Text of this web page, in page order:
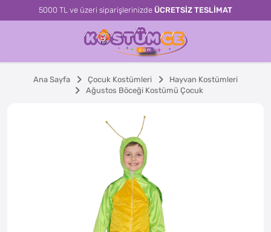
5000 TL ve üzeri siparişlerinizde ÜCRETSİZ TESLİMAT
Ana Sayfa Çocuk Kostümleri
Hayvan Kostümleri
Ağustos Böceği Kostümü Çocuk